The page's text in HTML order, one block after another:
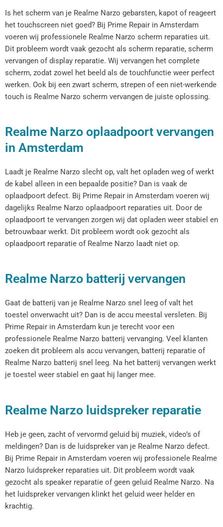
Is het scherm van je Realme Narzo gebarsten, kapot of reageert
het touchscreen niet goed? Bij Prime Repair in Amsterdam
voeren wij professionele Realme Narzo scherm reparaties uit.
Dit probleem wordt vaak gezocht als scherm reparatie, scherm
vervangen of display reparatie. Wij vervangen het complete
scherm, zodat zowel het beeld als de touchfunctie weer perfect
werken. Ook bij een zwart scherm, strepen of een niet-werkende
touch is Realme Narzo scherm vervangen de juiste oplossing.
Realme Narzo oplaadpoort vervangen
in Amsterdam
Laadt je Realme Narzo slecht op, valt het opladen weg of werkt
de kabel alleen in een bepaalde positie? Dan is vaak de
oplaadpoort defect. Bij Prime Repair in Amsterdam voeren wij
dagelijks Realme Narzo oplaadpoort reparaties uit. Door de
oplaadpoort te vervangen zorgen wij dat opladen weer stabiel en
betrouwbaar werkt. Dit probleem wordt ook gezocht als
oplaadpoort reparatie of Realme Narzo laadt niet op.
Realme Narzo batterij vervangen
Gaat de batterij van je Realme Narzo snel leeg of valt het
toestel onverwacht uit? Dan is de accu meestal versleten. Bij
Prime Repair in Amsterdam kun je terecht voor een
professionele Realme Narzo batterij vervanging. Veel klanten
zoeken dit probleem als accu vervangen, batterij reparatie of
Realme Narzo batterij snel leeg. Na het batterij vervangen werkt
je toestel weer stabiel en gaat hij langer mee.
Realme Narzo luidspreker reparatie
Heb je geen, zacht of vervormd geluid bij muziek, video’s of
meldingen? Dan is de luidspreker van je Realme Narzo defect.
Bij Prime Repair in Amsterdam voeren wij professionele Realme
Narzo luidspreker reparaties uit. Dit probleem wordt vaak
gezocht als speaker reparatie of geen geluid Realme Narzo. Na
het luidspreker vervangen klinkt het geluid weer helder en
krachtig.